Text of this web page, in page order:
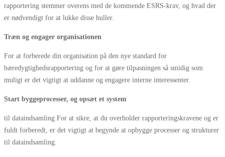
rapportering stemmer overens med de kommende ESRS-krav, og hvad der
er nødvendigt for at lukke disse huller.
Træn og engager organisationen
For at forberede din organisation på den nye standard for
bæredygtighedsrapportering og for at gøre tilpasningen så smidig som
muligt er det vigtigt at uddanne og engagere interne interessenter.
Start byggeprocesser, og opsæt et system
til dataindsamling For at sikre, at du overholder rapporteringskravene og er
fuldt forberedt, er det vigtigt at begynde at opbygge processer og strukturer
til dataindsamling.